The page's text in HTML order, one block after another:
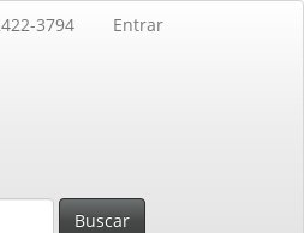
3794 Entrar
Buscar